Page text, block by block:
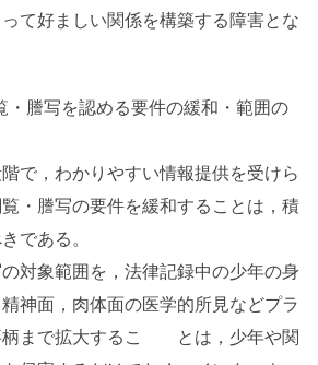
て好ましい関係を構築する障害とな
写を認める要件の緩和・範囲の
で，わかりやすい情報提供を受けら
・謄写の要件を緩和することは，積
である。
対象範囲を，法律記録中の少年の身
神面，肉体面の医学的所見などプラ
柄まで拡大するこ とは，少年や関